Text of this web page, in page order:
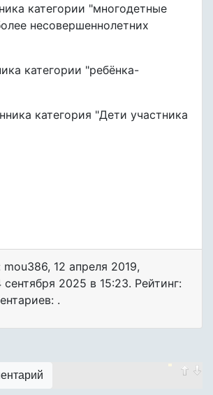
категории "многодетные
несовершеннолетних
категории "ребёнка-
категория "Дети участника
mou386, 12 апреля 2019,
сентября 2025 в 15:23. Рейтинг:
.